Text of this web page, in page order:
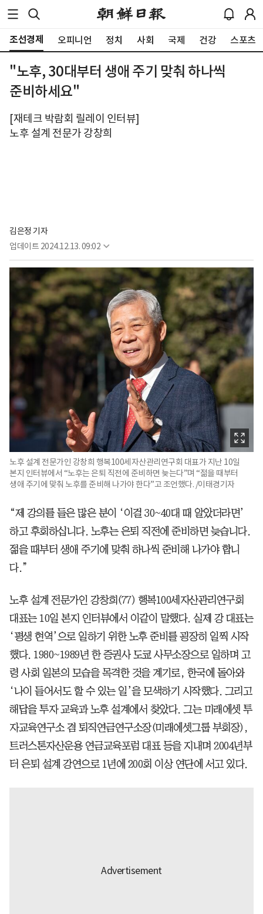
조선경제 오피니언 정치 사회 국제 건강 스포츠
"노후, 30대부터 생애 주기 맞춰 하나씩
준비하세요"
[재테크 박람회 릴레이 인터뷰]
노후 설계 전문가 강창희
김은정 기자
업데이트 2024.12.13. 09:02
노후 설계 전문가인 강창희 행복100세자산관리연구회 대표가 지난 10일
본지 인터뷰에서 “노후는 은퇴 직전에 준비하면 늦는다”며 “젊을 때부터
생애 주기에 맞춰 노후를 준비해 나가야 한다”고 조언했다. /이태경기자
“제 강의를 들은 많은 분이 ‘이걸 30~40대 때 알았더라면’
하고 후회하십니다. 노후는 은퇴 직전에 준비하면 늦습니다.
젊을 때부터 생애 주기에 맞춰 하나씩 준비해 나가야 합니
다.”
노후 설계 전문가인 강창희(77) 행복100세자산관리연구회
대표는 10일 본지 인터뷰에서 이같이 말했다. 실제 강 대표는
‘평생 현역’으로 일하기 위한 노후 준비를 굉장히 일찍 시작
했다. 1980~1989년 한 증권사 도쿄 사무소장으로 일하며 고
령 사회 일본의 모습을 목격한 것을 계기로, 한국에 돌아와
‘나이 들어서도 할 수 있는 일’을 모색하기 시작했다. 그리고
해답을 투자 교육과 노후 설계에서 찾았다. 그는 미래에셋 투
자교육연구소 겸 퇴직연금연구소장(미래에셋그룹 부회장),
트러스톤자산운용 연금교육포럼 대표 등을 지내며 2004년부
터 은퇴 설계 강연으로 1년에 200회 이상 연단에 서고 있다.